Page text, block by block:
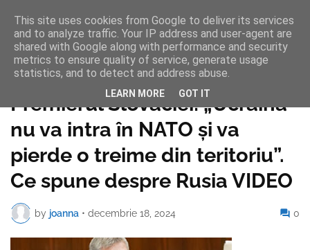
Pagina de pornire
Premierul Slovaciei: „Ucraina
nu va intra în NATO şi va
pierde o treime din teritoriu”.
Ce spune despre Rusia VIDEO
by joanna • decembrie 18, 2024 0
This site uses cookies from Google to deliver its services
and to analyze traffic. Your IP address and user-agent are
shared with Google along with performance and security
metrics to ensure quality of service, generate usage
statistics, and to detect and address abuse.
LEARN MORE GOT IT